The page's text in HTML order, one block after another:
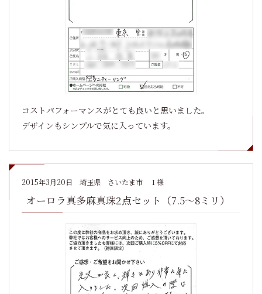
コストパフォーマンスがとても良いと思いました。
デザインもシンプルで気に入っています。
2015年3月20日 埼玉県 さいたま市 Ｉ様
オーロラ真多麻真珠2点セット（7.5～8ミリ）